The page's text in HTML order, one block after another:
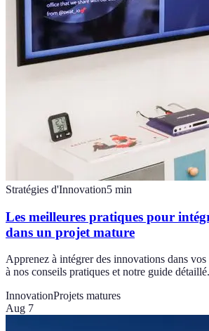
Stratégies d'Innovation5 min
Les meilleures pratiques pour
dans un projet mature
Apprenez à intégrer des innovations dans vos
à nos conseils pratiques et notre guide détaillé.
InnovationProjets matures
Aug 7